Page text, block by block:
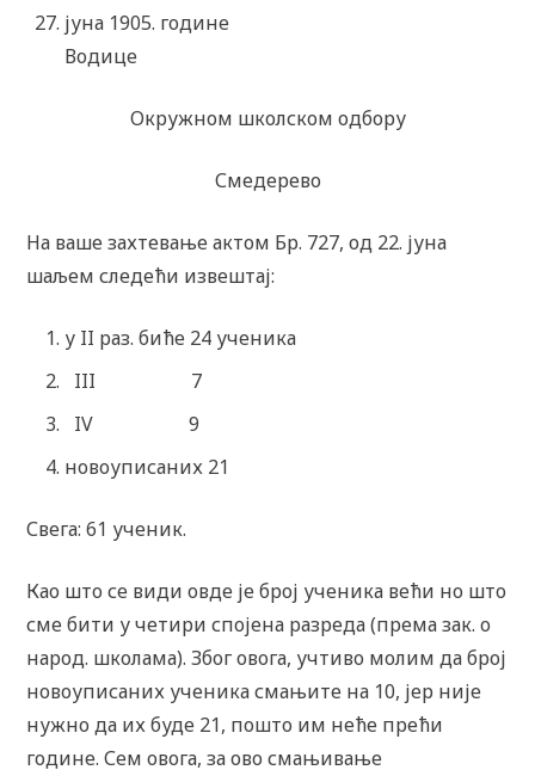
јуна 1905. године
Водице
Окружном школском одбору
Смедерево
На ваше захтевање актом Бр. 727, од 22. јуна
шаљем следећи извештај:
у II раз. биће 24 ученика
III 7
IV 9
новоуписаних 21
Свега: 61 ученик.
Као што се види овде је број ученика већи но што
сме бити у четири спојена разреда (према зак. о
народ. школама). Због овога, учтиво молим да број
новоуписаних ученика смањите на 10, јер није
нужно да их буде 21, пошто им неће прећи
године. Сем овога, за ово смањивање